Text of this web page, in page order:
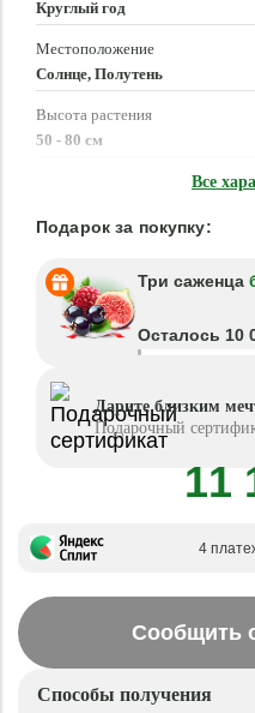
Круглый год
Местоположение
Солнце, Полутень
Высота растения
50 - 80 см
Все
Подарок за покупку:
Три саженца
Осталось 10
Дарите близким
Подарочный
11
4
Сообщить
Способы получения